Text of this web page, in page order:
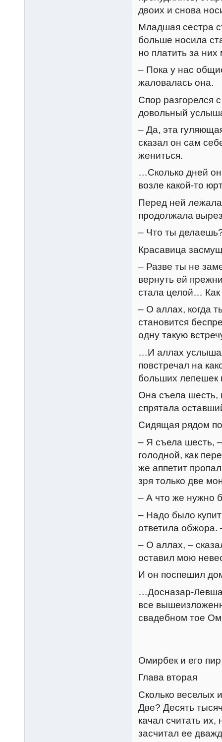
двоих и снова
Младшая сестра
больше носила
но платить за
– Пока у нас
жаловалась она.
Спор разгорелся
довольный
– Да, эта
сказал он сам
жениться.
…Сколько дней
возле какой-то
Перед ней
продолжала
– Что ты
Красавица
– Разве ты не
вернуть ей
стала целой…
– О аллах, когда
становится
одну такую
…И аллах
повстречал на
больших лепешек
Она съела шесть,
спрятала
Сидящая рядом
– Я съела шесть,
голодной, как
же аппетит
зря только две
– А что же нужно
– Надо было
ответила обжора.
– О аллах, –
оставил мою
И он поспешил
…Досназар-
все
свадебном тое
Омирбек и его пир
Глава вторая
Сколько веселых
Две? Десять
качал считать
засчитал ее